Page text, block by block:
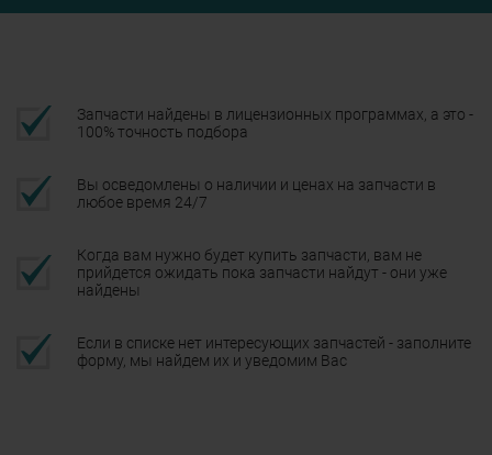
Запчасти найдены в лицензионных программах, а это -
100% точность подбора
Вы осведомлены о наличии и ценах на запчасти в
любое время 24/7
Когда вам нужно будет купить запчасти, вам не
прийдется ожидать пока запчасти найдут - они уже
найдены
Если в списке нет интересующих запчастей - заполните
форму, мы найдем их и уведомим Вас